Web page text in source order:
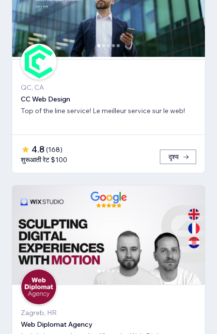
QC, CA
CC Web Design
Top of the line service! Le meilleur service sur le web!
4.8 (168)
शुरूआती रेट $100
दृश्य
Zagreb, HR
Web Diplomat Agency